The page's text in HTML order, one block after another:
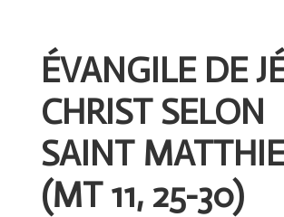
ÉVANGILE DE
CHRIST SELON
SAINT
(MT 11, 25-30)